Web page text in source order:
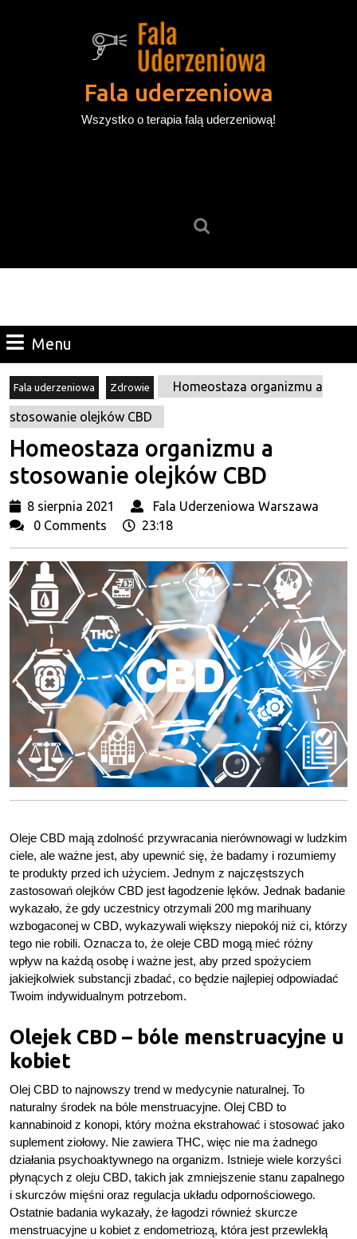
Fala uderzeniowa
Wszystko o terapia falą uderzeniową!
Menu
Fala uderzeniowa Zdrowie Homeostaza organizmu a
stosowanie olejków CBD
Homeostaza organizmu a
stosowanie olejków CBD
8 sierpnia 2021
8
sierpnia
Fala Uderzeniowa Warszawa
0 Comments 23:18
Oleje CBD mają zdolność przywracania nierównowagi w ludzkim
ciele, ale ważne jest, aby upewnić się, że badamy i rozumiemy
te produkty przed ich użyciem. Jednym z najczęstszych
zastosowań olejków CBD jest łagodzenie lęków. Jednak badanie
wykazało, że gdy uczestnicy otrzymali 200 mg marihuany
wzbogaconej w CBD, wykazywali większy niepokój niż ci, którzy
tego nie robili. Oznacza to, że oleje CBD mogą mieć różny
wpływ na każdą osobę i ważne jest, aby przed spożyciem
jakiejkolwiek substancji zbadać, co będzie najlepiej odpowiadać
Twoim indywidualnym potrzebom.
Olejek CBD – bóle menstruacyjne u
kobiet
Olej CBD to najnowszy trend w medycynie naturalnej. To
naturalny środek na bóle menstruacyjne. Olej CBD to
kannabinoid z konopi, który można ekstrahować i stosować jako
suplement ziołowy. Nie zawiera THC, więc nie ma żadnego
działania psychoaktywnego na organizm. Istnieje wiele korzyści
płynących z oleju CBD, takich jak zmniejszenie stanu zapalnego
i skurczów mięśni oraz regulacja układu odpornościowego.
Ostatnie badania wykazały, że łagodzi również skurcze
menstruacyjne u kobiet z endometriozą, która jest przewlekłą